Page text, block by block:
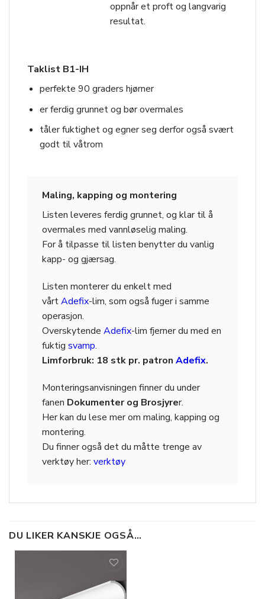
oppnår et proft og langvarig
resultat.
Taklist B1-IH
perfekte 90 graders hjørner
er ferdig grunnet og bør overmales
tåler fuktighet og egner seg derfor også svært
godt til våtrom
Maling, kapping og montering
Listen leveres ferdig grunnet, og klar til å
overmales med vannløselig maling.
For å tilpasse til listen benytter du vanlig
kapp- og gjærsag.
Listen monterer du enkelt med
vårtAdefix-lim, som også fuger i samme
operasjon.
Overskytende Adefix-lim fjerner du med en
fuktig svamp.
Limforbruk: 18 stk pr. patron Adefix.
Monteringsanvisningen finner du under
fanen Dokumenter og Brosjyrer.
Her kan du lese mer om maling, kapping og
montering.
Du finner også det du måtte trenge av
verktøy her: verktøy
DU LIKER KANSKJE OGSÅ…